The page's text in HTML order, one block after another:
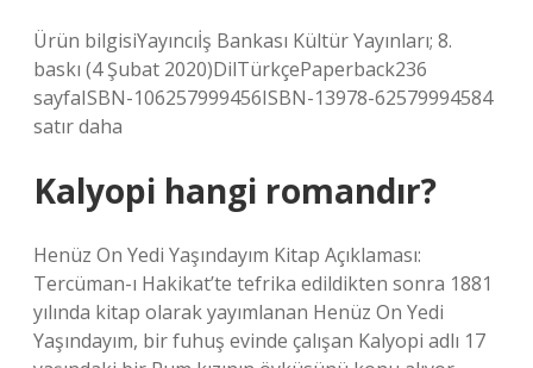
Ürün bilgisiYayıncı‎İş Bankası Kültür Yayınları; 8.
baskı (4 Şubat 2020)DilTürkçePaperback236
sayfaISBN-106257999456ISBN-13978-62579994584
satır daha
Kalyopi hangi romandır?
Henüz On Yedi Yaşındayım Kitap Açıklaması:
Tercüman-ı Hakikat’te tefrika edildikten sonra 1881
yılında kitap olarak yayımlanan Henüz On Yedi
Yaşındayım, bir fuhuş evinde çalışan Kalyopi adlı 17